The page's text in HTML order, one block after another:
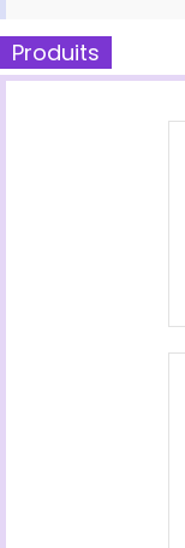
Produits